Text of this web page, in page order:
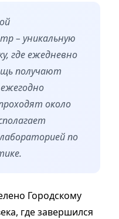
– уникальную
где ежедневно
получают
около
по
Городскому
где завершился